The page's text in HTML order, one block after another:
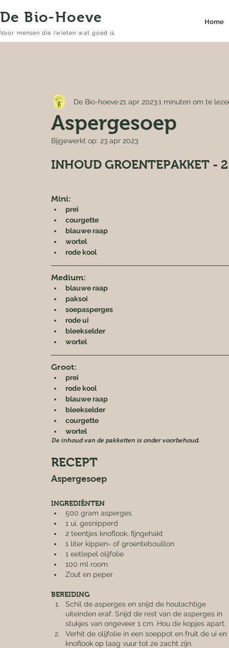
Aspergesoep
De Bio-hoeve 21 apr 20231 minuten om te
Bijgewerkt op: 23 apr 2023
INHOUD GROENTEPAKKET -
Mini:
prei
courgette
blauwe raap
wortel
rode kool
Medium:
blauwe raap
paksoi
soepasperges
rode ui
bleekselder
wortel
Groot:
prei
rode kool
blauwe raap
bleekselder
courgette
wortel
De inhoud van de pakketten is onder voorbehoud.
RECEPT
Aspergesoep
INGREDIËNTEN
500 gram asperges
1 ui, gesnipperd
2 teentjes knoflook, fijngehakt
1 liter kippen- of groentebouillon
1 eetlepel olijfolie
100 ml room
Zout en peper
BEREIDING
Schil de asperges en snijd de houtachtige
uiteinden eraf. Snijd de rest van de asperges in
stukjes van ongeveer 1 cm. Hou de kopjes apart.
Verhit de olijfolie in een soeppot en fruit de ui en
knoflook op laag vuur tot ze zacht zijn.
De Bio-Hoeve
Voor mensen die (w)eten wat goed is
Home